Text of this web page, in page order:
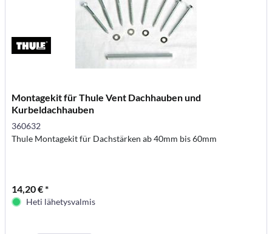
Montagekit für Thule Vent Dachhauben und
Kurbeldachhauben
360632
Thule Montagekit für Dachstärken ab 40mm bis 60mm
14,20 € *
Heti lähetysvalmis